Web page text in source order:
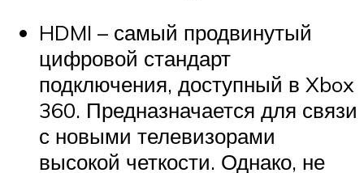
HDMI – самый продвинутый
цифровой стандарт
подключения, доступный в Xbox
360. Предназначается для связи
с новыми телевизорами
высокой четкости. Однако, не